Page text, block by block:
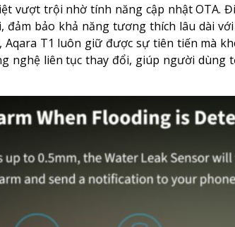
vượt trội nhờ tính năng cập nhật OTA.
đảm bảo khả năng tương thích lâu dài
T1 luôn giữ được sự tiên tiến mà
nghệ liên tục thay đổi, giúp người dùng